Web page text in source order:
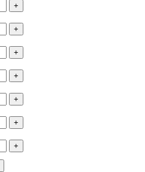
+
+
+
+
+
+
+